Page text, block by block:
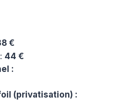
€
44 €
:
(privatisation) :